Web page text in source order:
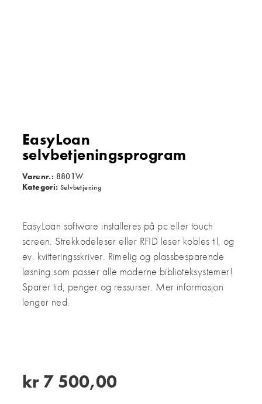
EasyLoan
selvbetjeningsprogram
Varenr.: 8801W
Kategori: Selvbetjening
EasyLoan software installeres på pc eller touch
screen. Strekkodeleser eller RFID leser kobles til, og
ev. kvitteringsskriver. Rimelig og plassbesparende
løsning som passer alle moderne biblioteksystemer!
Sparer tid, penger og ressurser. Mer informasjon
lenger ned.
kr 7 500,00